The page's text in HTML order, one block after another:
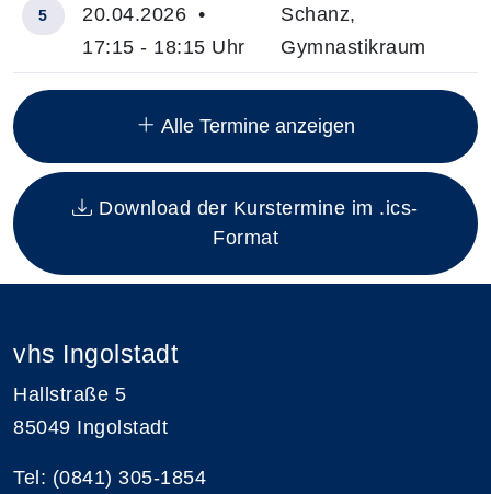
Insgesamt gibt es 12 Termine zum diesen Kurs
5
20.04.2026 •
17:15 - 18:15 Uhr
Schanz,
Gymnastikraum
Alle Termine anzeigen
Download der Kurstermine im .ics-
Format
vhs Ingolstadt
Hallstraße 5
85049 Ingolstadt
Tel: (0841) 305-1854